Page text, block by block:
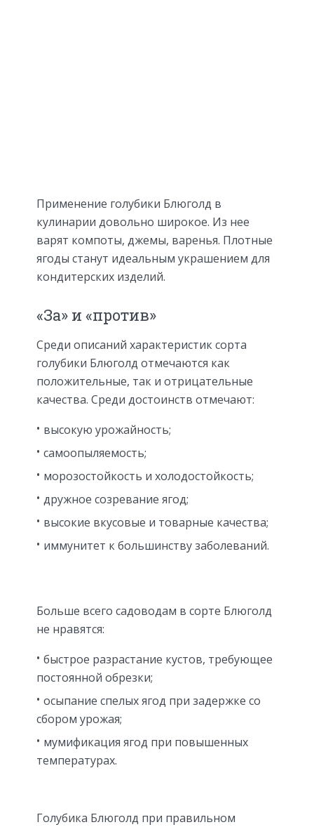
Применение голубики Блюголд в
кулинарии довольно широкое. Из нее
варят компоты, джемы, варенья. Плотные
ягоды станут идеальным украшением для
кондитерских изделий.
«За» и «против»
Среди описаний характеристик сорта
голубики Блюголд отмечаются как
положительные, так и отрицательные
качества. Среди достоинств отмечают:
высокую урожайность;
самоопыляемость;
морозостойкость и холодостойкость;
дружное созревание ягод;
высокие вкусовые и товарные качества;
иммунитет к большинству заболеваний.
Больше всего садоводам в сорте Блюголд
не нравятся:
быстрое разрастание кустов, требующее
постоянной обрезки;
осыпание спелых ягод при задержке со
сбором урожая;
мумификация ягод при повышенных
температурах.
Голубика Блюголд при правильном